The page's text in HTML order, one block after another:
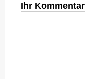
Ihr Kommentar